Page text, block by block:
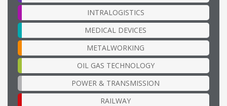
INTRALOGISTICS
MEDICAL DEVICES
METALWORKING
OIL GAS TECHNOLOGY
POWER & TRANSMISSION
RAILWAY